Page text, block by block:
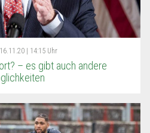
16.11.20 | 14:15 Uhr
– es gibt auch andere